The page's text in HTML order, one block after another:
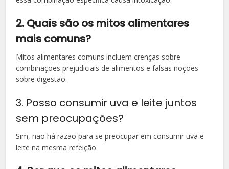
2. Quais são os mitos alimentares
mais comuns?
Mitos alimentares comuns incluem crenças sobre
combinações prejudiciais de alimentos e falsas noções
sobre digestão.
3. Posso consumir uva e leite juntos
sem preocupações?
Sim, não há razão para se preocupar em consumir uva e
leite na mesma refeição.